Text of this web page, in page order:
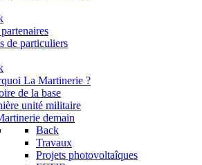
de particuliers
La Martinerie ?
de la base
unité militaire
demain
Back
Travaux
Projets photovoltaîques